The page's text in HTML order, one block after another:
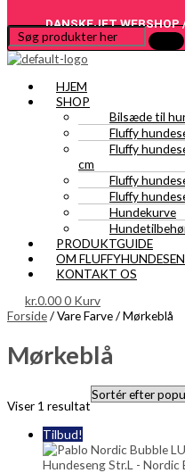
DANSKEJET WEBSHOP
HJEM
SHOP
Bilsæde til
Fluffy
Fluffy
cm
Fluffy
Fluffy
Hundekurve
PRODUKTGUIDE
OM
KONTAKT OS
kr.0.000 Kurv
Forside/ Vare Farve / Mørkeblå
Mørkeblå
Viser 1 resultat
Tilbud!